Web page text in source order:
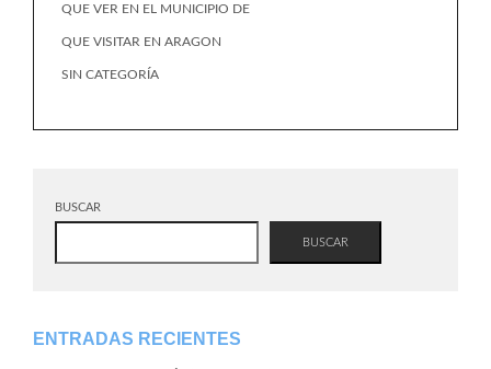
QUE VER EN EL MUNICIPIO DE
QUE VISITAR EN ARAGON
SIN CATEGORÍA
BUSCAR
BUSCAR
ENTRADAS RECIENTES